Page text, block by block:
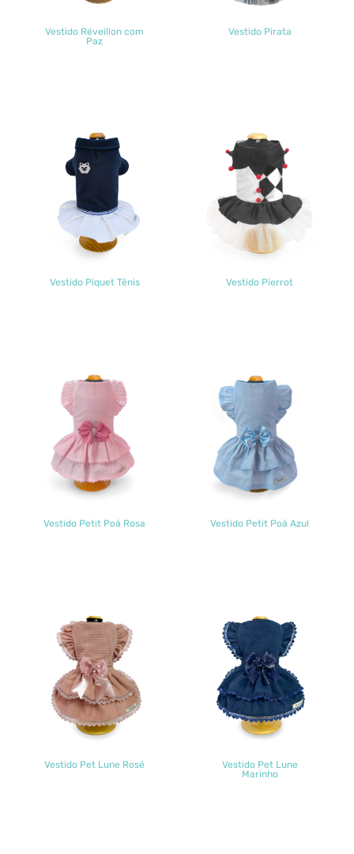
Vestido Réveillon com
Paz
Vestido Pirata
Vestido Piquet Tênis Vestido Pierrot
Vestido Petit Poá Rosa Vestido Petit Poá Azul
Vestido Pet Lune Rosé
Vestido Pet Lune
Marinho